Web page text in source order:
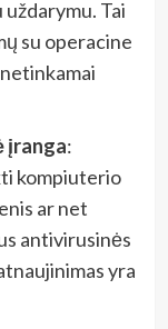
Tai
su operacine
įranga:
kompiuterio
ar net
antivirusinės
yra